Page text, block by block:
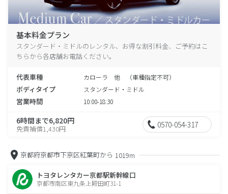
基本料金プラン
スタンダード・ミドルのレンタル、お得な割引料金、ご予約はこ
ちらから各店舗お電話ください。
代表車種 カローラ 他 （車種指定不可）
ボディタイプ スタンダード・ミドル
営業時間 10:00-18:30
6時間まで6,820円
免責補償1,430円 0570-054-317
京都府京都市下京区紅葉町から 1019m
トヨタレンタカー京都駅新幹線口
京都市南区東九条上殿田町31-1